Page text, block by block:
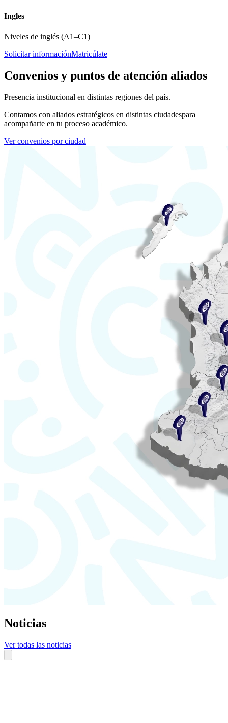
Ingles
Niveles de inglés (A1–C1)
Solicitar informaciónMatricúlate
Convenios y puntos de atención aliados
Presencia institucional en distintas regiones del país.
Contamos con aliados estratégicos en distintas ciudadespara
acompañarte en tu proceso académico.
Ver convenios por ciudad
Noticias
Ver todas las noticias